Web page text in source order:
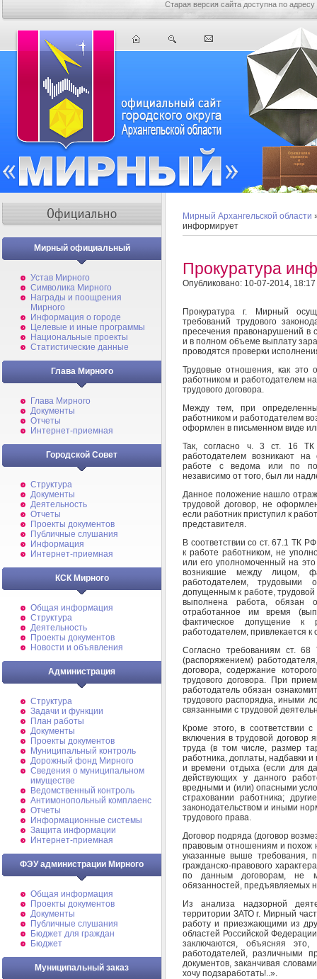
Старая версия сайта доступна по адресу
Мирный официальный
Устав Мирного
Символика Мирного
Награды и поощрения
Мирного
Информация о городе
Целевые и иные программы
Национальные проекты
Статистические данные
Глава Мирного
Глава Мирного
Документы
Отчеты
Интернет-приемная
Городской Совет
Структура
Документы
Деятельность
Отчеты
Проекты документов
Публичные слушания
Информация
Интернет-приемная
КСК Мирного
Общая информация
Структура
Деятельность
Проекты документов
Новости и объявления
Администрация
Структура
Задачи и функции
План работы
Документы
Проекты документов
Муниципальный контроль
Дорожный фонд Мирного
Cведения о муниципальном
имуществе
Ведомственный контроль
Антимонопольный комплаенс
Отчеты
Информационные системы
Защита информации
Интернет-приемная
ФЭУ администрации Мирного
Общая информация
Проекты документов
Документы
Публичные слушания
Бюджет для граждан
Бюджет
Муниципальный заказ
Мирный Архангельской области
информирует
Прокуратура
Опубликовано: 10-07-2014, 18:17
Прокуратура г. Мирный
требований трудового
пресечения правонарушений в
и в полном объеме выплату
проводятся проверки
Трудовые отношения, как
работником и работодателем
трудового договора.
Между тем, при
работником и работодателем
оформлен в письменном виде
Так, согласно ч. 3 ст. 16
работодателем возникают на
работе с ведома или по
независимо от того, был ли
Данное положение нашло
трудовой договор, не
если работник приступил к
представителя.
В соответствии со ст. 67.1 ТК
к работе работником, не
или его уполномоченный на
возникшие между лицом,
работодателем, трудовыми
допущенным к работе, трудовой
выполнена работа, обязан
отработанное им время
фактическое допущение
работодателем, привлекается к
Согласно требованиям ст.
(распоряжением)
договора, содержание
трудового договора. При
работодатель обязан
трудового распорядка, иными
связанными с трудовой
Кроме этого, в
включения в трудовой
труда (в том числе, размер
работника, доплаты, надбавки
и времени отдыха (если для
действующих у данного
вредными и (или) опасными
страховании работника;
законодательством и иными
трудового права.
Договор подряда (договор
правовым отношениям и похож
указанные выше требования,
гражданско-правового
по данным договорам, не
обязанностей, предъявляемых
Из анализа надзорной
территории ЗАТО г. Мирный
работу и приезжающими из
областей Российской
заключаются, объясняя
работодателей, различными
документов, заканчивая
хочу подзаработать!..».